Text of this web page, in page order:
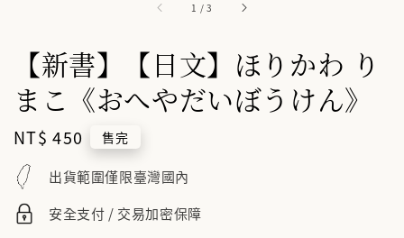
1 /3
【新書】【日文】ほりかわ り
まこ《おへやだいぼうけん》
Regular
price
NT$ 450 售完
出貨範圍僅限臺灣國內
安全支付 / 交易加密保障